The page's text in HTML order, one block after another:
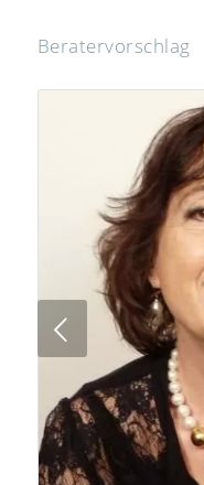
Beratervorschlag